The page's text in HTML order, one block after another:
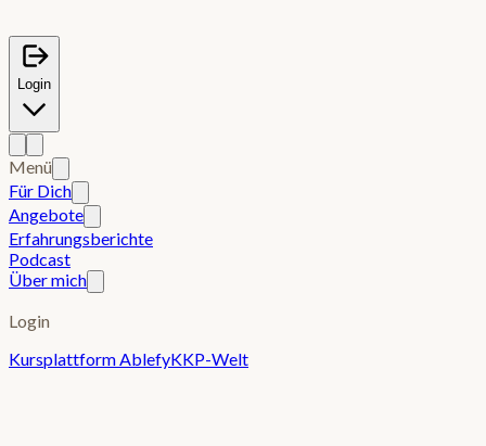
Login
Menü
Für Dich
Angebote
Erfahrungsberichte
Podcast
Über mich
Login
Kursplattform AblefyKKP-Welt